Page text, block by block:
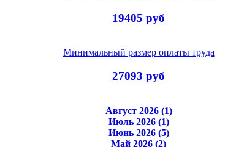
19405 руб
Минимальный размер оплаты труда
27093 руб
Август 2026 (1)
Июль 2026 (1)
Июнь 2026 (5)
Май 2026 (2)